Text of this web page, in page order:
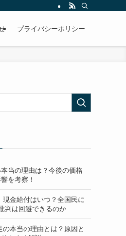
プライバシーポリシー
当の理由は？今後の価格
を考察！
現金給付はいつ？全国民に
判は回避できるのか
の本当の理由とは？原因と